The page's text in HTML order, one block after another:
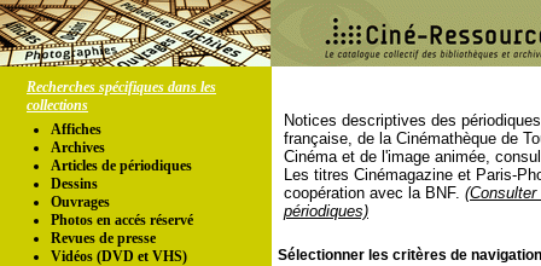
Recherches spécifiques dans les
collections
Affiches
Archives
Articles de périodiques
Dessins
Ouvrages
Photos en accés réservé
Revues de presse
Vidéos (DVD et VHS)
Notices descriptives des
française, de la Cinémathèque de
Cinéma et de l'image animée,
Les titres Cinémagazine et Paris-
coopération avec la BNF.
périodiques)
Sélectionner les critères de